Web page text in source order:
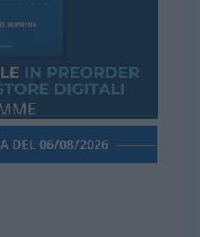
DEL 06/08/2026